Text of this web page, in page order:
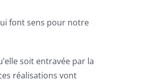
font sens pour notre
soit entravée par la
réalisations vont